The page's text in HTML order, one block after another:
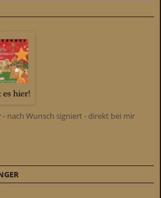
nach Wunsch signiert - direkt bei mir